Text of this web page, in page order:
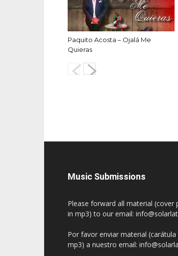
Paquito Acosta – Ojalá Me
Quieras
Music Submissions
Please forward all material (cover
in mp3) to our email:
Por favor enviar material (carátula
mp3) a nuestro email: